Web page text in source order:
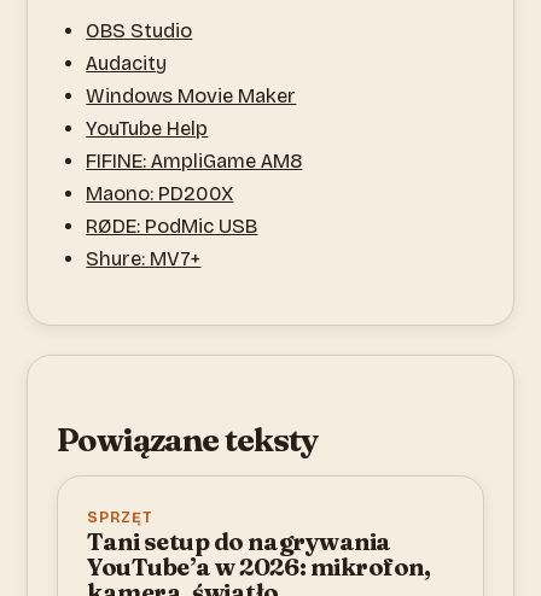
OBS Studio
Audacity
Windows Movie Maker
YouTube Help
FIFINE: AmpliGame AM8
Maono: PD200X
RØDE: PodMic USB
Shure: MV7+
Powiązane teksty
SPRZĘT
Tani setup do nagrywania
YouTube’a w 2026: mikrofon,